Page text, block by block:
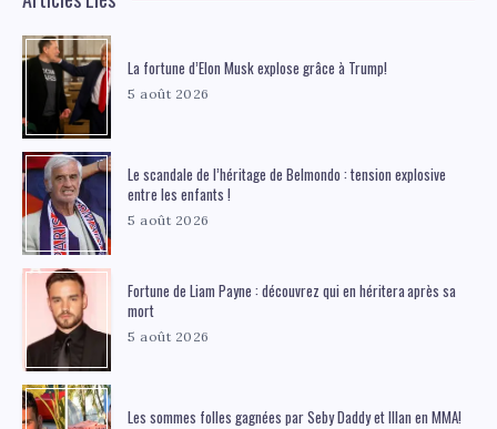
La fortune d’Elon Musk explose grâce à Trump!
5 août 2026
Le scandale de l’héritage de Belmondo : tension explosive
entre les enfants !
5 août 2026
Fortune de Liam Payne : découvrez qui en héritera après sa
mort
5 août 2026
Les sommes folles gagnées par Seby Daddy et Illan en MMA!